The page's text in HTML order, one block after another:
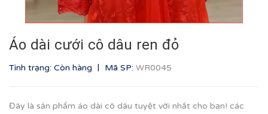
Áo dài cưới cô dâu ren đỏ
Tình trạng: Còn hàng | Mã SP: WR0045
Đây là sản phẩm áo dài cô dâu tuyệt vời nhất cho bạn! các